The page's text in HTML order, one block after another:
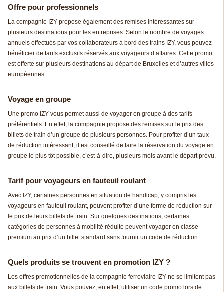
Offre pour professionnels
La compagnie IZY propose également des remises intéressantes sur
plusieurs destinations pour les entreprises. Selon le nombre de voyages
annuels effectués par vos collaborateurs à bord des trains IZY, vous pouvez
bénéficier de tarifs exclusifs réservés aux voyageurs d’affaires. Cette promo
est offerte sur plusieurs destinations au départ de Bruxelles et d’autres villes
européennes.
Voyage en groupe
Une promo IZY vous permet aussi de voyager en groupe à des tarifs
préférentiels. En effet, la compagnie propose des remises sur le prix des
billets de train d’un groupe de plusieurs personnes. Pour profiter d’un taux
de réduction intéressant, il est conseillé de faire la réservation du voyage en
groupe le plus tôt possible, c’est-à-dire, plusieurs mois avant le départ prévu.
Tarif pour voyageurs en fauteuil roulant
Avec IZY, certaines personnes en situation de handicap, y compris les
voyageurs en fauteuil roulant, peuvent profiter d’une forme de réduction sur
le prix de leurs billets de train. Sur quelques destinations, certaines
catégories de personnes à mobilité réduite peuvent voyager en classe
premium au prix d’un billet standard sans fournir un code de réduction.
Quels produits se trouvent en promotion IZY ?
Les offres promotionnelles de la compagnie ferroviaire IZY ne se limitent pas
aux billets de train. Vous pouvez, en effet, utiliser un code promo lors de